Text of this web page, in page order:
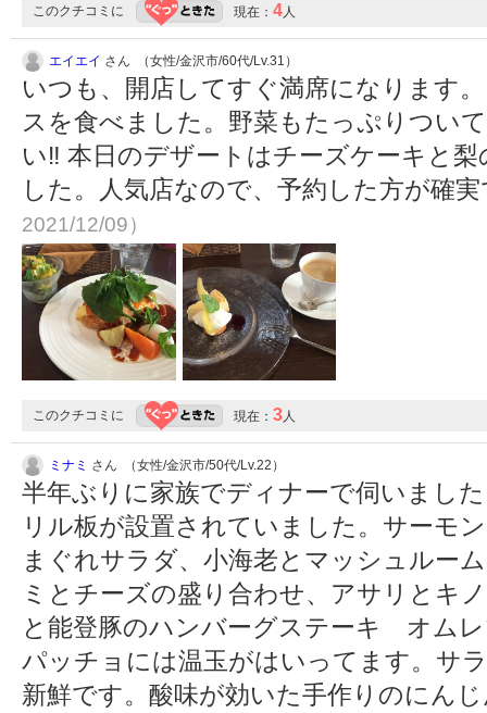
このクチコミに 現在： 4人
エイエイ さん （女性/金沢市/60代/Lv.31）
いつも、開店してすぐ満席になります
スを食べました。野菜もたっぷりつい
い‼︎ 本日のデザートはチーズケーキと
した。人気店なので、予約した方が確
2021/12/09）
このクチコミに 現在： 3人
ミナミ さん （女性/金沢市/50代/Lv.22）
半年ぶりに家族でディナーで伺いまし
リル板が設置されていました。サーモ
まぐれサラダ、小海老とマッシュルー
ミとチーズの盛り合わせ、アサリとキ
と能登豚のハンバーグステーキ オム
パッチョには温玉がはいってます。サ
新鮮です。酸味が効いた手作りのにん